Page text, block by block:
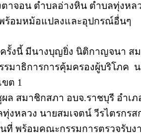
าจอน ตำบลอ่างหิน ตำบลทุ่งหล
ร้อมหม้อแปลงและอุปกรณ์อื่นๆ
รั้งนี้ มีนางบุญยิ่ง นิติกาญจนา ส
มาธิการการคุ้มครองผู้บริโภค
ต 1
ล สมาชิกสภา อบจ.ราชบุรี อำเ
งหลวง นายสมเจตน์ วีรไตรกร
ที่ พร้อมคณะกรรมการตรวจรับง